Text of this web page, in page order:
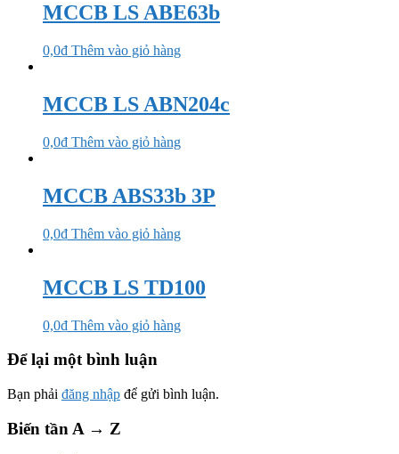
MCCB LS ABE63b
0,0₫ Thêm vào giỏ hàng
MCCB LS ABN204c
0,0₫ Thêm vào giỏ hàng
MCCB ABS33b 3P
0,0₫ Thêm vào giỏ hàng
MCCB LS TD100
0,0₫ Thêm vào giỏ hàng
Để lại một bình luận
Bạn phải đăng nhập để gửi bình luận.
Biến tần A → Z